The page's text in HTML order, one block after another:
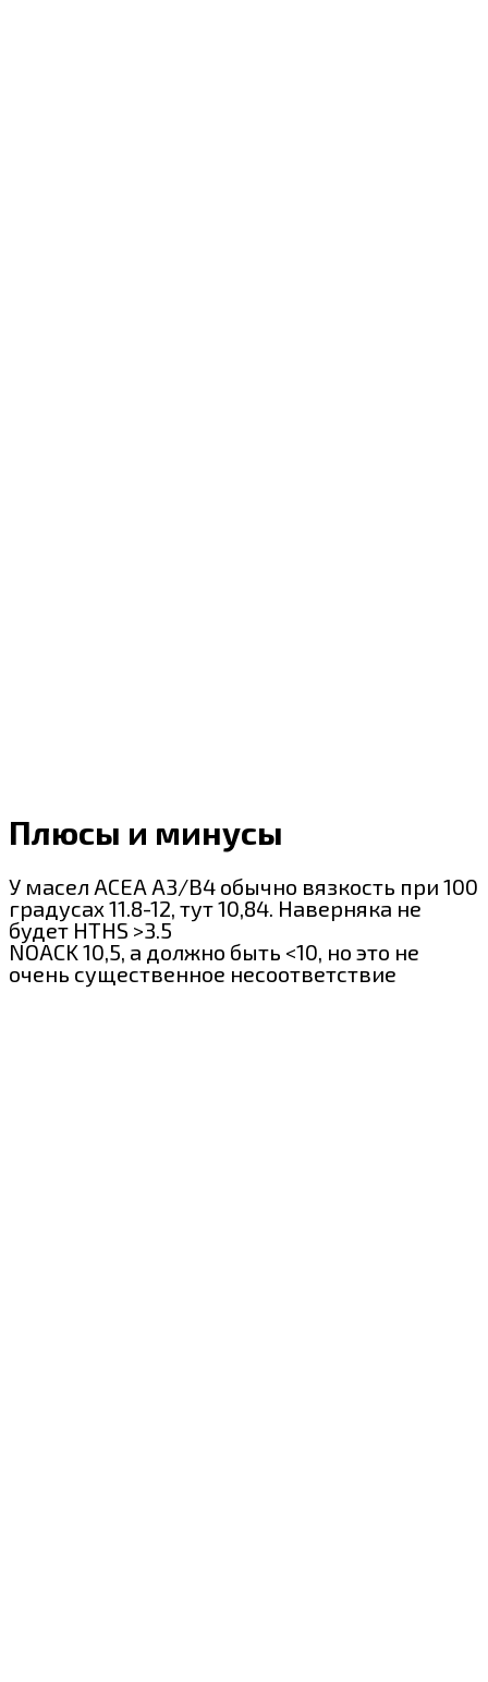
Плюсы и минусы
У масел ACEA A3/B4 обычно вязкость при 100
градусах 11.8-12, тут 10,84. Наверняка не
будет HTHS >3.5
NOACK 10,5, а должно быть <10, но это не
очень существенное несоответствие